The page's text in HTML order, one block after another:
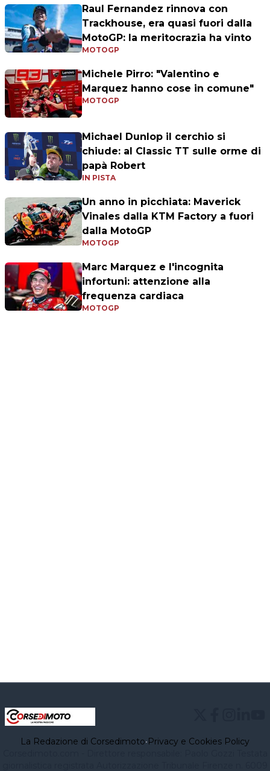
Raul Fernandez rinnova con
Trackhouse, era quasi fuori dalla
MotoGP: la meritocrazia ha vinto
MOTOGP
Michele Pirro: "Valentino e
Marquez hanno cose in comune"
MOTOGP
Michael Dunlop il cerchio si
chiude: al Classic TT sulle orme di
papà Robert
IN PISTA
Un anno in picchiata: Maverick
Vinales dalla KTM Factory a fuori
dalla MotoGP
MOTOGP
Marc Marquez e l'incognita
infortuni: attenzione alla
frequenza cardiaca
MOTOGP
La Redazione di Corsedimoto•Privacy e Cookies Policy